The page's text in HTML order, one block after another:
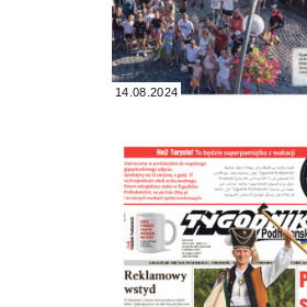
14.08.2024